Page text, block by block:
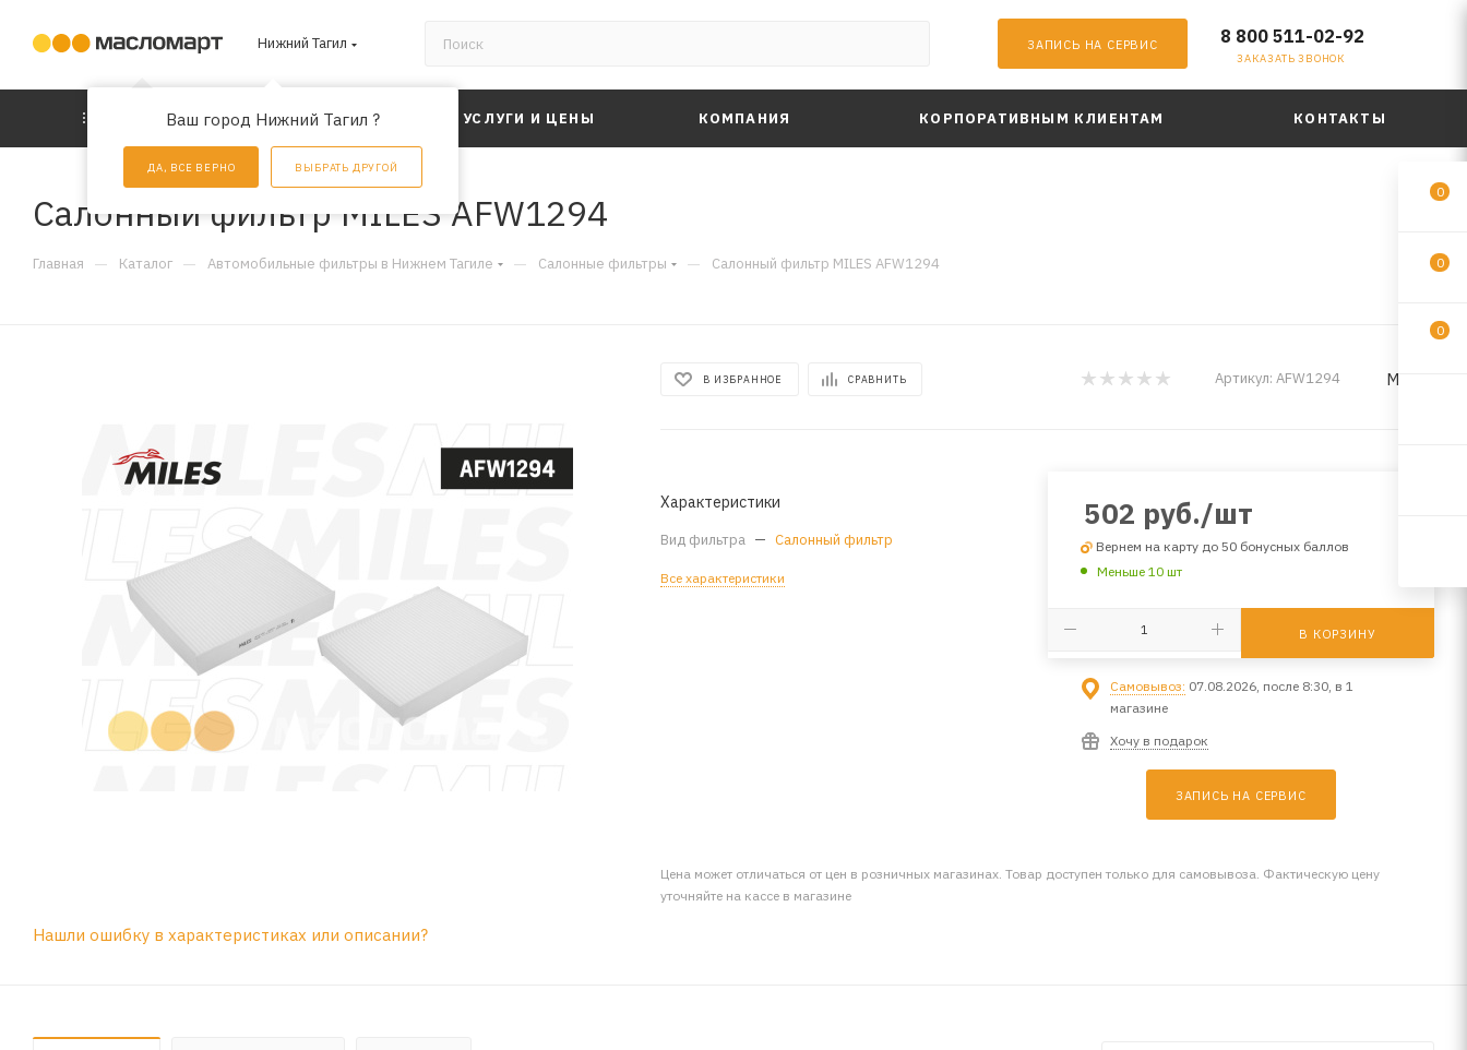
Нижний Тагил
Ваш город Нижний Тагил ?
ДА, ВСЕ ВЕРНО ВЫБРАТЬ ДРУГОЙ
ЗАПИСЬ НА СЕРВИС 8 800 511-02-92
ЗАКАЗАТЬ ЗВОНОК
КАТАЛОГ АКЦИИ УСЛУГИ И ЦЕНЫ КОМПАНИЯ КОРПОРАТИВНЫМ КЛИЕНТАМ КОНТАКТЫ
Салонный фильтр MILES AFW1294
Главная — Каталог — Автомобильные фильтры в Нижнем Тагиле — Салонные фильтры — Салонный фильтр MILES AFW1294
В ИЗБРАННОЕ СРАВНИТЬ Артикул: AFW1294 MILES
Характеристики
Вид фильтра — Салонный фильтр
Все характеристики
502 руб./шт
Вернем на карту до 50 бонусных баллов
Меньше 10 шт
В КОРЗИНУ
Самовывоз: 07.08.2026, после 8:30, в 1
магазине
Хочу в подарок
ЗАПИСЬ НА СЕРВИС
Цена может отличаться от цен в розничных магазинах. Товар доступен только для самовывоза. Фактическую цену
уточняйте на кассе в магазине
Нашли ошибку в характеристиках или описании?
0
0
0